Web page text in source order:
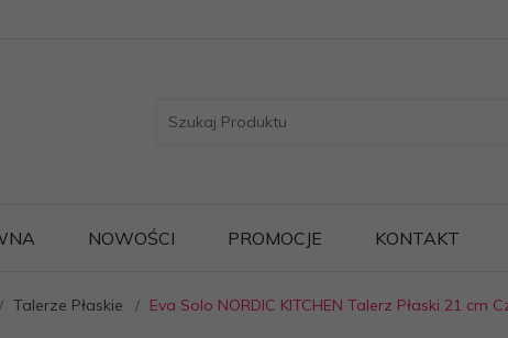
NOWOŚCI PROMOCJE KONTAKT
Talerze Płaskie Eva Solo NORDIC KITCHEN Talerz Płaski 21 cm